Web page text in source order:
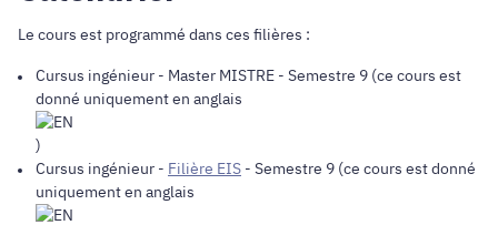
Le cours est programmé dans ces filières :
Cursus ingénieur - Master MISTRE - Semestre 9 (ce cours est
donné uniquement en anglais
)
Cursus ingénieur - Filière EIS - Semestre 9 (ce cours est donné
uniquement en anglais